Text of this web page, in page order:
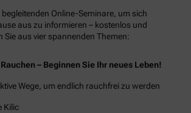
begleitenden Online-Seminare, um sich
aus zu informieren – kostenlos und
Sie aus vier spannenden Themen:
– Beginnen Sie Ihr neues Leben!
Wege, um endlich rauchfrei zu werden
Kilic